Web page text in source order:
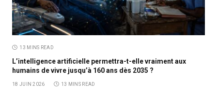
13 MINS READ
L’intelligence artificielle permettra-t-elle vraiment aux
humains de vivre jusqu’à 160 ans dès 2035 ?
18 JUIN 2026 13 MINS READ